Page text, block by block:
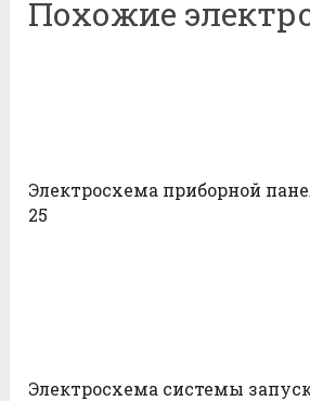
Похожие
Электросхема приборной
25
Электросхема системы